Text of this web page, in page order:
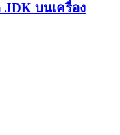
บนเครื่อง